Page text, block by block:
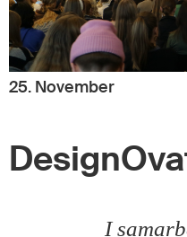
25. November
I